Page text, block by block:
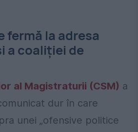
fermă la adresa
a coaliției de
al Magistraturii (CSM) a
dur în care
unei „ofensive politice